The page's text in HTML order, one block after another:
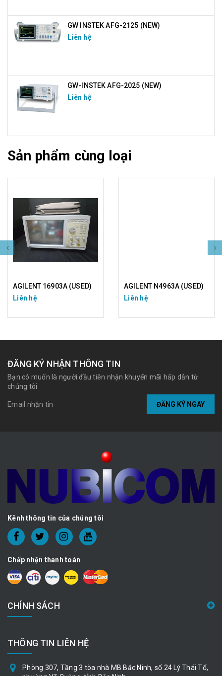
GW INSTEK AFG-2125 (NEW)
Liên hệ
GW-INSTEK AFG-2025 (NEW)
Liên hệ
Sản phẩm cùng loại
AGILENT 16903A (USED)
Liên hệ
AGILENT N4963A (USED)
Liên hệ
ĐĂNG KÝ NHẬN THÔNG TIN
Bạn có muốn là người đầu tiên nhận khuyến mãi hấp dẫn từ
chúng tôi
ĐĂNG KÝ NGAY
Kênh thông tin của chúng tôi
Chấp nhận thanh toán
CHÍNH SÁCH
THÔNG TIN LIÊN HỆ
Phòng 307, Tầng 3 tòa nhà MB Bắc Ninh, số 24 Lý Thái Tổ,